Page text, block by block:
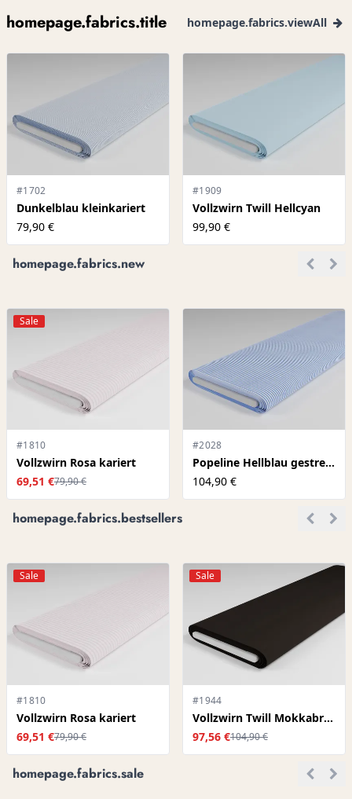
homepage.fabrics.title homepage.fabrics.viewAll
#1702
Dunkelblau kleinkariert
79,90 €
#1909
Vollzwirn Twill Hellcyan
99,90 €
homepage.fabrics.new
Sale
#1810
Vollzwirn Rosa kariert
69,51 €79,90 €
#2028
Popeline Hellblau gestreift
104,90 €
homepage.fabrics.bestsellers
Sale
#1810
Vollzwirn Rosa kariert
69,51 €79,90 €
Sale
#1944
Vollzwirn Twill Mokkabraun
97,56 €104,90 €
homepage.fabrics.sale